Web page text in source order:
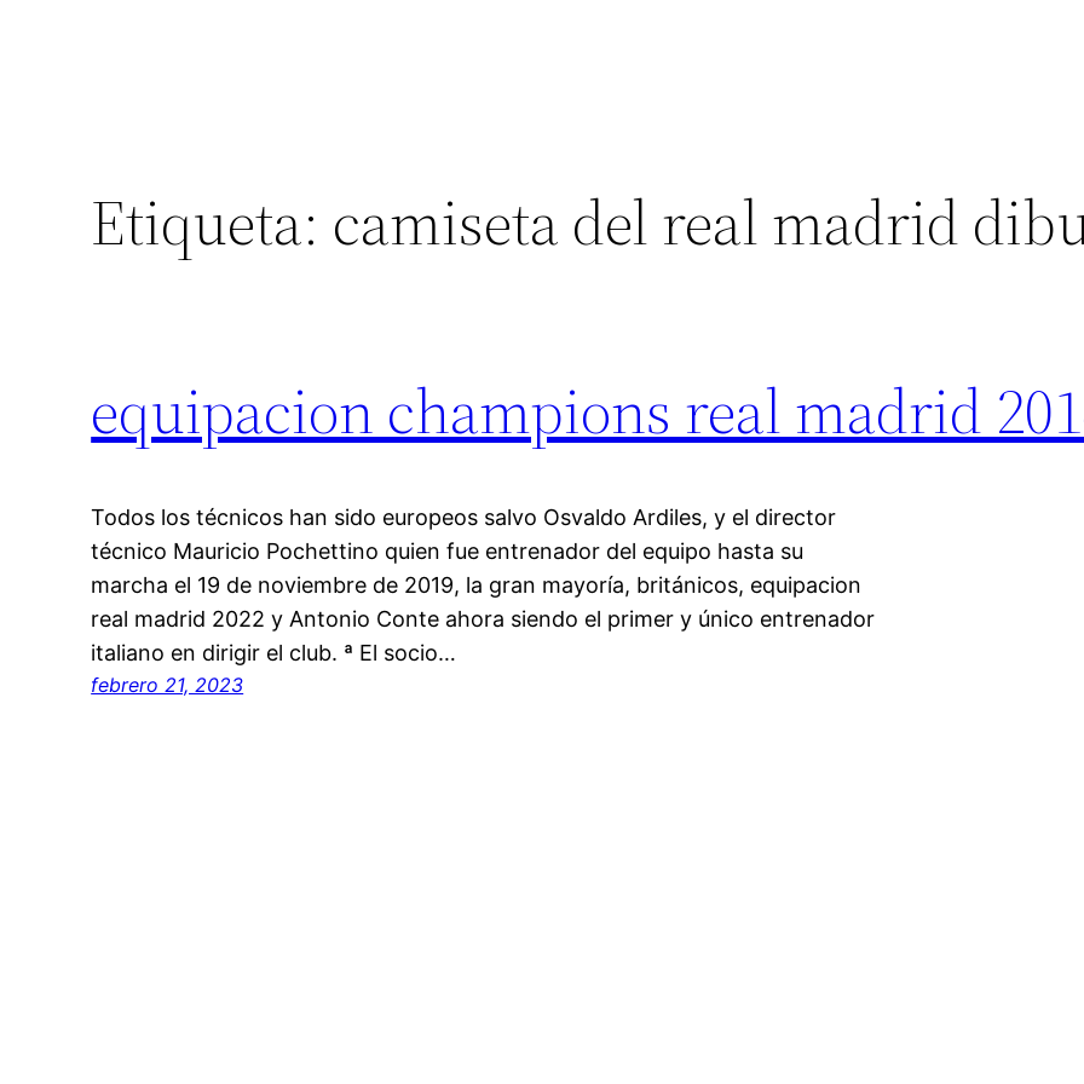
Etiqueta: camiseta del real madrid
equipacion champions real madrid
Todos los técnicos han sido europeos salvo Osvaldo Ardiles, y el director
técnico Mauricio Pochettino quien fue entrenador del equipo hasta su
marcha el 19 de noviembre de 2019, la gran mayoría, británicos, equipacion
real madrid 2022 y Antonio Conte ahora siendo el primer y único entrenador
italiano en dirigir el club. ª El socio…
febrero 21, 2023